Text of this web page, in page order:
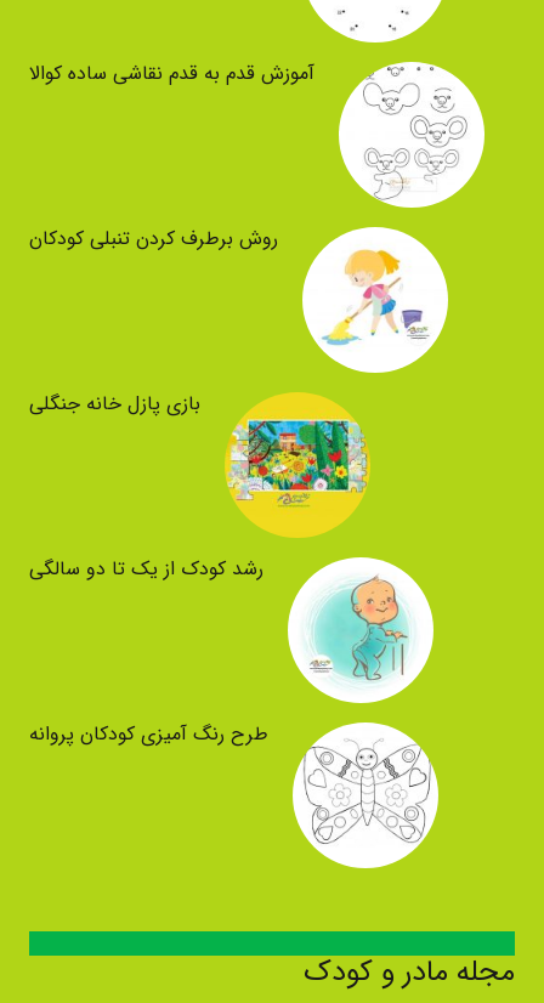
آموزش قدم به قدم نقاشی ساده کوالا
روش برطرف کردن تنبلی کودکان
بازی پازل خانه جنگلی
رشد کودک از یک تا دو سالگی
طرح رنگ آمیزی کودکان پروانه
مجله مادر و کودک